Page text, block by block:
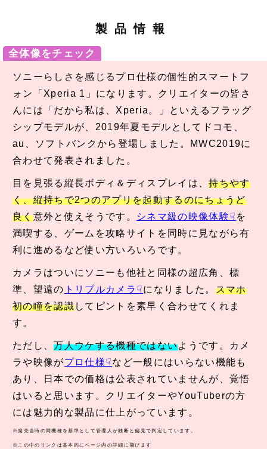
製品情報
全体像をチェック
ソニーらしさを感じるプロ仕様の個性的スマートフ
ォン「Xperia 1」になります。クリエイターの皆さ
んには「だから私は、Xperia。」といえるフラッグ
シップモデルが、2019年夏モデルとしてドコモ、
au、ソフトバンクから登場しました。MWC2019に
合わせて発表されました。
目を見張る縦長ボディ＆ディスプレイは、持ちやす
く、縦持ちで2つのアプリを起動するのにちょうど
良く意外と使えそうです。 シネマ級の映像体験
を
満喫する、ゲームを攻略サイトを同時に見ながら有
利に進めるなど使い方いろいろです。
カメラはついにソニーも他社と同様の超広角、標
準、望遠の トリプルカメラ になりました。 スマホ
初の瞳を認識してピントを素早く合わせてくれま
す。
ただし、万人ウケする機種ではないようです。カメ
ラや映像がプロ仕様
など一般にはいらない機能も
あり、日本での価格は公表されていませんが、覚悟
はいると思います。クリエイターやYouTuberの方
には魅力的な製品に仕上がっています。
※発売当時の同機種を基準として管理人が独断と偏見で判定しています。
※この中のリンクは基本的にページ内の詳細に飛びます